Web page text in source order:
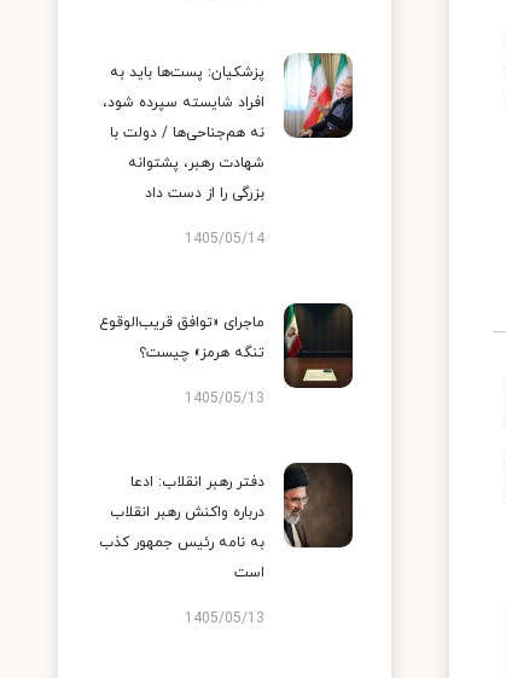
پزشکیان: پست‌ها باید به
افراد شایسته سپرده شود،
نه هم‌جناحی‌ها / دولت با
شهادت رهبر، پشتوانه
بزرگی را از دست داد
1405/05/14
ماجرای «توافق قریب‌الوقوع
تنگه هرمز» چیست؟
1405/05/13
دفتر رهبر انقلاب: ادعا
درباره واکنش رهبر انقلاب
به نامه رئیس جمهور کذب
است
1405/05/13